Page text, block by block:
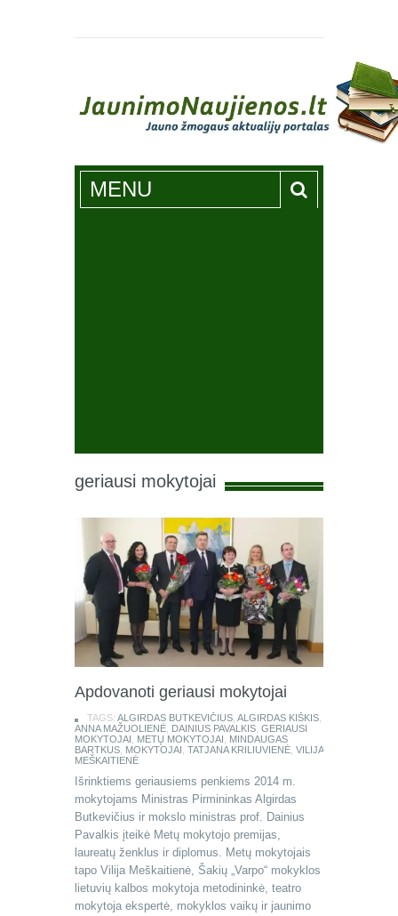
Jaunimonaujienos.lt
MENU
geriausi mokytojai
Apdovanoti geriausi mokytojai
TAGS: ALGIRDAS BUTKEVIČIUS ALGIRDAS KIŠKIS
ANNA MAŽUOLIENĖ DAINIUS PAVALKIS GERIAUSI
MOKYTOJAI
METŲ MOKYTOJAI
MINDAUGAS
BARTKUS MOKYTOJAI TATJANA KRILIUVIENĖ VILIJA
MEŠKAITIENĖ
Išrinktiems geriausiems penkiems 2014 m.
mokytojams Ministras Pirmininkas Algirdas
Butkevičius ir mokslo ministras prof. Dainius
Pavalkis įteikė Metų mokytojo premijas,
laureatų ženklus ir diplomus. Metų mokytojais
tapo Vilija Meškaitienė, Šakių „Varpo“ mokyklos
lietuvių kalbos mokytoja metodininkė, teatro
mokytoja ekspertė, mokyklos vaikų ir jaunimo